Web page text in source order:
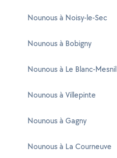
Nounous à Noisy-le-Sec
Nounous à Bobigny
Nounous à Le Blanc-Mesnil
Nounous à Villepinte
Nounous à Gagny
Nounous à La Courneuve